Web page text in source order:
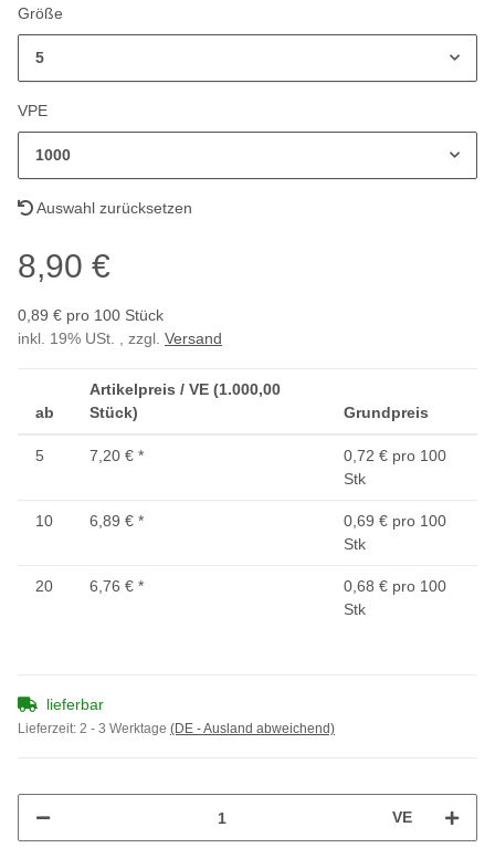
Größe
5
VPE
1000
Auswahl zurücksetzen
8,90 €
0,89 € pro 100 Stück
inkl. 19% USt. , zzgl. Versand
ab
Artikelpreis / VE (1.000,00
Stück)
Grundpreis
5 7,20 € *
0,72 € pro 100
Stk
10 6,89 € *
0,69 € pro 100
Stk
20 6,76 € *
0,68 € pro 100
Stk
lieferbar
Lieferzeit: 2 - 3 Werktage (DE - Ausland abweichend)
VE